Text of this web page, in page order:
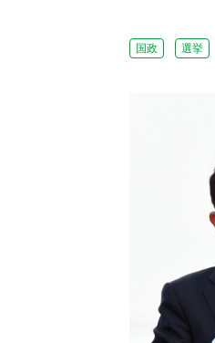
国政 選挙